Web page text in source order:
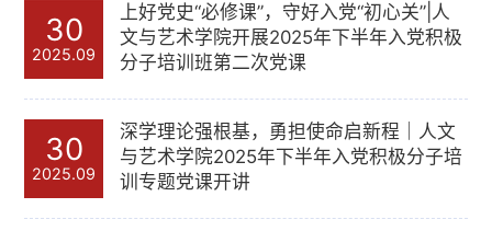
30
2025.09
上好党史“必修课”，守好入党“初心关”|人
文与艺术学院开展2025年下半年入党积极
分子培训班第二次党课
30
2025.09
深学理论强根基，勇担使命启新程｜人文
与艺术学院2025年下半年入党积极分子培
训专题党课开讲